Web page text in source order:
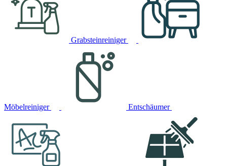
Grabsteinreiniger
Möbelreiniger Entschäumer